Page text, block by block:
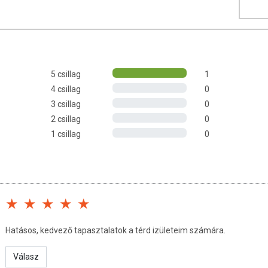
talkum), színezék (titán-dioxid, vas-oxidok, és vas-
(B2-vitamin), D-biotin (B7-vitamin), közepes szénláncú
10 mg 100NRV%
TERMÉKRŐL
5 csillag
1
4 csillag
0
3 csillag
0
2 csillag
0
1 csillag
0
Hatásos, kedvező tapasztalatok a térd izületeim számára.
Válasz